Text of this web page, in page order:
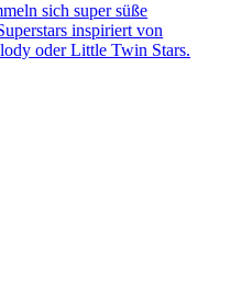
sich super süße
inspiriert von
oder Little Twin Stars.